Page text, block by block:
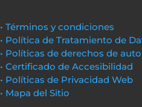
• Términos y condiciones
• Política de Tratamiento de
• Políticas de derechos de
• Certificado de Accesibilidad
• Políticas de Privacidad Web
• Mapa del Sitio